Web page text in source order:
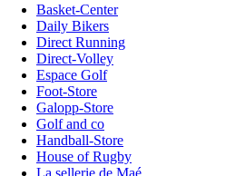
Basket-Center
Daily Bikers
Direct Running
Direct-Volley
Espace Golf
Foot-Store
Galopp-Store
Golf and co
Handball-Store
House of Rugby
La sellerie de Maé